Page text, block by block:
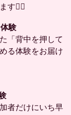
す✍🏼
験
「背中を押して
る体験をお届け
者だけにいち早